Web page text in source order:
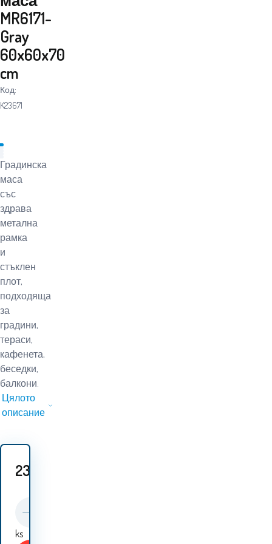
MR6171-
Gray
60x60x70
cm
Код:
K23671
Градинска
маса
със
здрава
метална
рамка
и
стъклен
плот,
подходяща
за
градини,
тераси,
кафенета,
беседки,
балкони.
Цялото
описание
23.90
ks